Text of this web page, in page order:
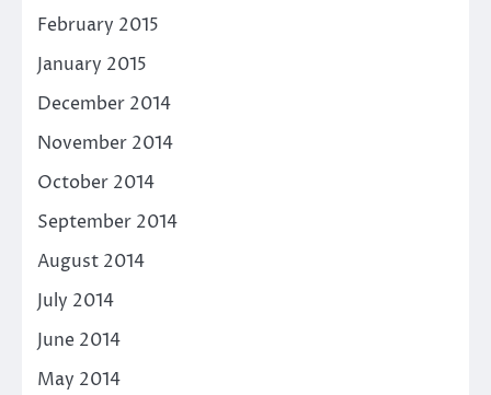
February 2015
January 2015
December 2014
November 2014
October 2014
September 2014
August 2014
July 2014
June 2014
May 2014